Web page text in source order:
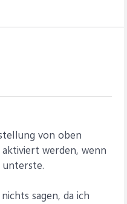
von oben
werden, wenn
unterste.
sagen, da ich